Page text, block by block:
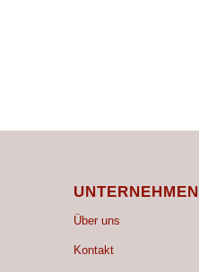
UNTERNEHMEN
Über uns
Kontakt